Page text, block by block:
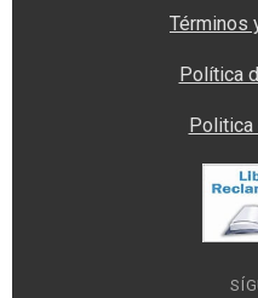
Términos
Política
Politica